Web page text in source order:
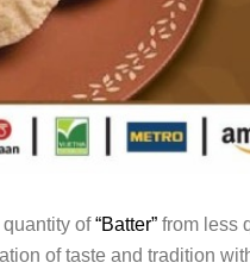
of“Batter” from less
of taste and tradition